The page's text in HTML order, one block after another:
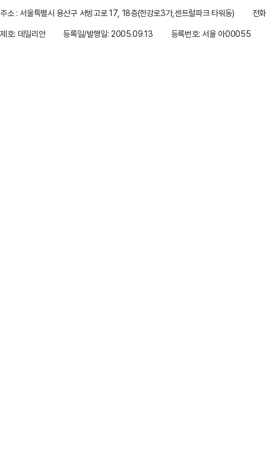
주소 : 서울특별시 용산구 서빙고로 17, 18층(한강로3가,센트럴파크 타워동)
전
제호: 데일리안
등록일/발행일: 2005.09.13 등록번호: 서울 아00055